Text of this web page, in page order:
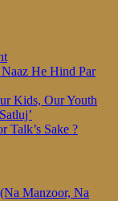
Naaz He Hind Par
Kids, Our Youth
Talk’s Sake ?
Manzoor, Na